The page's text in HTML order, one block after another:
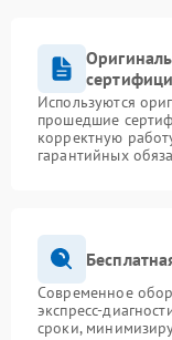
Используются
прошедшие
корректную
гарантийных
Современное
экспресс-
сроки,